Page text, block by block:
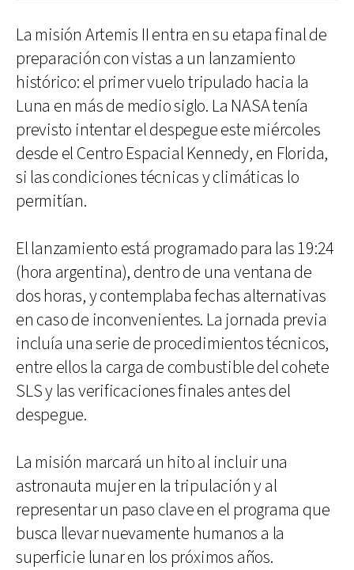
La misión Artemis II entra en su etapa final de
preparación con vistas a un lanzamiento
histórico: el primer vuelo tripulado hacia la
Luna en más de medio siglo. La NASA tenía
previsto intentar el despegue este miércoles
desde el Centro Espacial Kennedy, en Florida,
si las condiciones técnicas y climáticas lo
permitían.
El lanzamiento está programado para las 19:24
(hora argentina), dentro de una ventana de
dos horas, y contemplaba fechas alternativas
en caso de inconvenientes. La jornada previa
incluía una serie de procedimientos técnicos,
entre ellos la carga de combustible del cohete
SLS y las verificaciones finales antes del
despegue.
La misión marcará un hito al incluir una
astronauta mujer en la tripulación y al
representar un paso clave en el programa que
busca llevar nuevamente humanos a la
superficie lunar en los próximos años.